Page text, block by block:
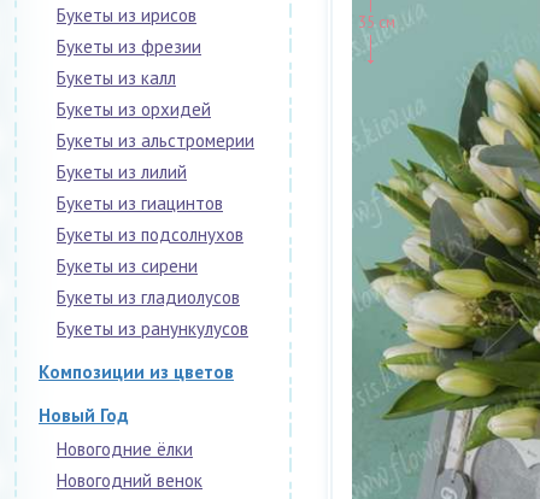
Букеты из ирисов
Букеты из фрезии
Букеты из калл
Букеты из орхидей
Букеты из альстромерии
Букеты из лилий
Букеты из гиацинтов
Букеты из подсолнухов
Букеты из сирени
Букеты из гладиолусов
Букеты из ранункулусов
Композиции из цветов
Новый Год
Новогодние ёлки
Новогодний венок
35 см